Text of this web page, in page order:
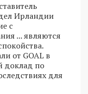
Ирландии
с
... являются
от GOAL в
доклад по
для